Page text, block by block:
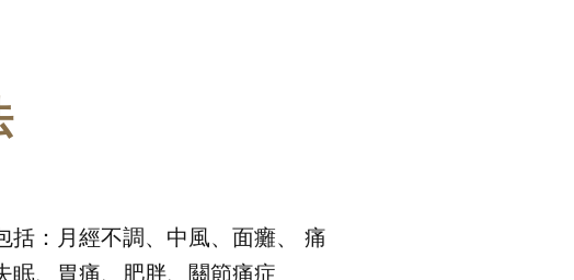
括：月經不調、中風、面癱、 痛
眠、胃痛、肥胖、關節痛症